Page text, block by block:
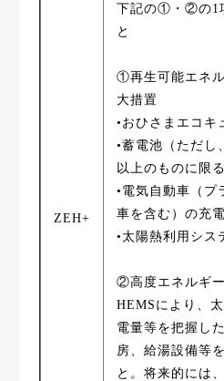
ZEH+
下記の①・②の1
と
①再生可能エネ
大措置
•おひさまエコキ
•蓄電池（ただし
以上のものに限る
•電気自動車（プ
車を含む）の充
•太陽熱利用シス
②高度エネルギ
HEMSにより、
電量等を把握し
房、給湯設備等
と。将来的には